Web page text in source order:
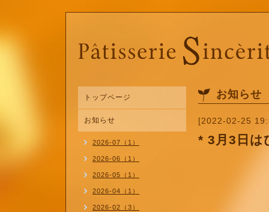
お知らせ
[2022-02-25
* 3月3日は
トップページ
お知らせ
2026-07（1）
2026-06（1）
2026-05（1）
2026-04（1）
2026-02（3）